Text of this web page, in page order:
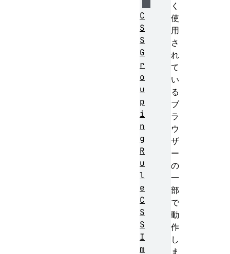
く
使
用
さ
れ
て
い
る
ブ
ラ
ウ
ザ
ー
の
一
部
で
動
作
し
ま
C
S
S
G
r
o
u
p
i
n
g
R
u
l
e
C
S
S
I
m